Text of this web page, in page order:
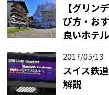
【グリン
び方・お
良いホテル
2017/05/13
スイス鉄
解説